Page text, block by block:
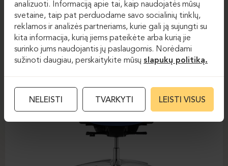
analizuoti. Informaciją apie tai, kaip naudojatės mūsų
svetaine, taip pat perduodame savo socialinių tinklų,
reklamos ir analizės partneriams, kurie gali ją sujungti su
kita informacija, kurią jiems pateikėte arba kurią jie
surinko jums naudojantis jų paslaugomis. Norėdami
sužinoti daugiau, perskaitykite mūsų slapukų politiką.
NELEISTI TVARKYTI LEISTI VISUS